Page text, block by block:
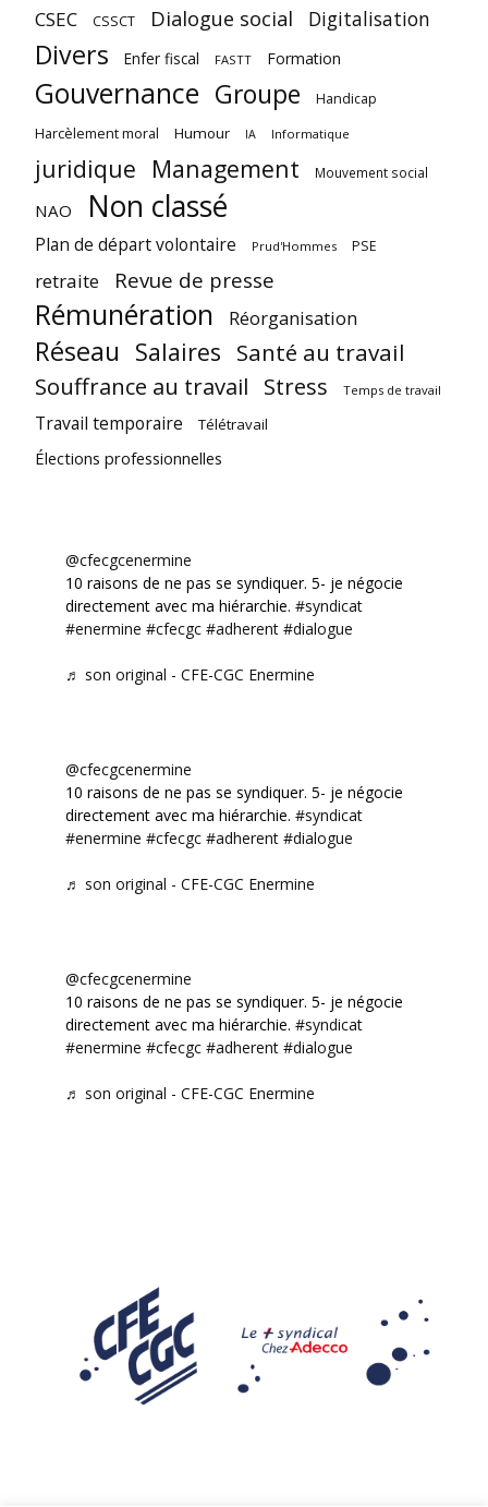
CSEC CSSCT Dialogue social Digitalisation
Divers Enfer fiscal FASTT Formation
Gouvernance Groupe Handicap
Harcèlement moral Humour IA Informatique
juridique Management Mouvement social
NAO Non classé
Plan de départ volontaire Prud'Hommes PSE
retraite Revue de presse
Rémunération Réorganisation
Réseau Salaires Santé au travail
Souffrance au travail Stress Temps de travail
Travail temporaire Télétravail
Élections professionnelles
@cfecgcenermine
10 raisons de ne pas se syndiquer. 5- je négocie
directement avec ma hiérarchie. #syndicat
#enermine #cfecgc #adherent #dialogue
♬ son original - CFE-CGC Enermine
@cfecgcenermine
10 raisons de ne pas se syndiquer. 5- je négocie
directement avec ma hiérarchie. #syndicat
#enermine #cfecgc #adherent #dialogue
♬ son original - CFE-CGC Enermine
@cfecgcenermine
10 raisons de ne pas se syndiquer. 5- je négocie
directement avec ma hiérarchie. #syndicat
#enermine #cfecgc #adherent #dialogue
♬ son original - CFE-CGC Enermine